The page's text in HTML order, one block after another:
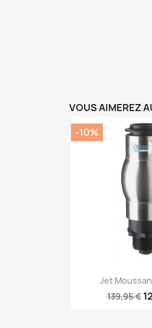
VOUS AIMEREZ

Jet
139,95 €
-10%